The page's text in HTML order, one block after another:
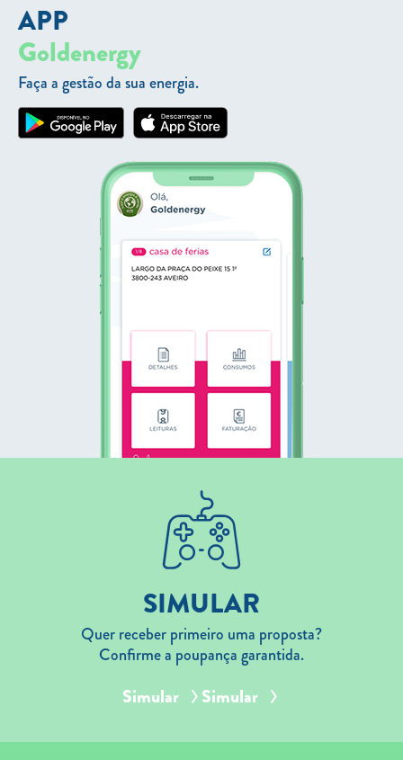
APP
Goldenergy
Faça a gestão da sua energia.
SIMULAR
Quer receber primeiro uma proposta?
Confirme a poupança garantida.
Simular Simular